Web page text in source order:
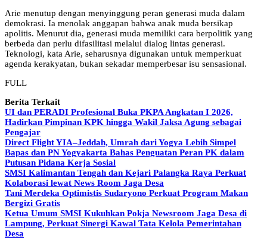
Arie menutup dengan menyinggung peran generasi muda dalam
demokrasi. Ia menolak anggapan bahwa anak muda bersikap
apolitis. Menurut dia, generasi muda memiliki cara berpolitik yang
berbeda dan perlu difasilitasi melalui dialog lintas generasi.
Teknologi, kata Arie, seharusnya digunakan untuk memperkuat
agenda kerakyatan, bukan sekadar memperbesar isu sensasional.
FULL
Berita Terkait
UI dan PERADI Profesional Buka PKPA Angkatan I 2026,
Hadirkan Pimpinan KPK hingga Wakil Jaksa Agung sebagai
Pengajar
Direct Flight YIA–Jeddah, Umrah dari Yogya Lebih Simpel
Bapas dan PN Yogyakarta Bahas Penguatan Peran PK dalam
Putusan Pidana Kerja Sosial
SMSI Kalimantan Tengah dan Kejari Palangka Raya Perkuat
Kolaborasi lewat News Room Jaga Desa
Tani Merdeka Optimistis Sudaryono Perkuat Program Makan
Bergizi Gratis
Ketua Umum SMSI Kukuhkan Pokja Newsroom Jaga Desa di
Lampung, Perkuat Sinergi Kawal Tata Kelola Pemerintahan
Desa